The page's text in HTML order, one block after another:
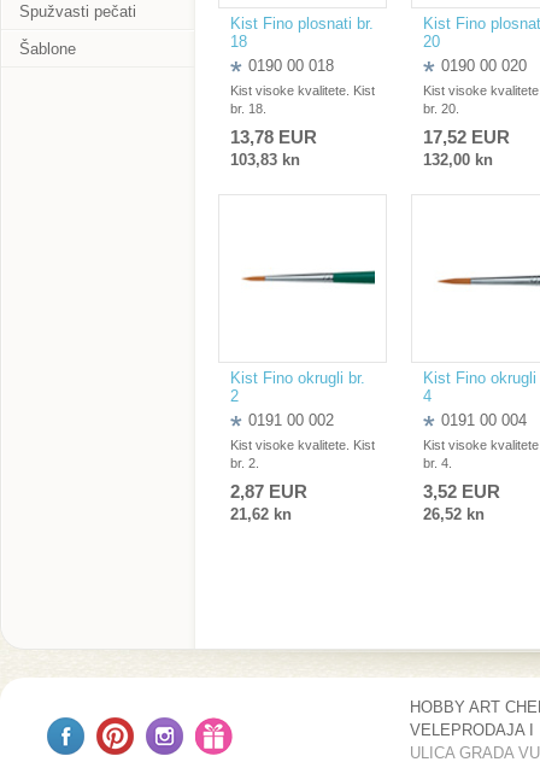
Spužvasti pečati
Šablone
Kist Fino plosnati br.
18
0190 00 018
Kist visoke kvalitete. Kist
br. 18.
13,78 EUR
103,83 kn
Kist Fino
20
0190 00 020
Kist visoke
br. 20.
17,52 EUR
132,00 kn
Kist Fino okrugli br.
2
0191 00 002
Kist visoke kvalitete. Kist
br. 2.
2,87 EUR
21,62 kn
Kist Fino okrugli
4
0191 00 004
Kist visoke
br. 4.
3,52 EUR
26,52 kn
HOBBY ART
VELEPRODAJA I
ULICA GRADA